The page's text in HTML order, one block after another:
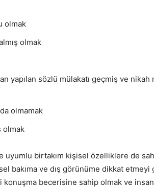
olmak
olmak
yapılan sözlü mülakatı geçmiş ve
olmamak
olmak
uyumlu birtakım kişisel özelliklere de
bakıma ve dış görünüme dikkat
becerisine sahip olmak ve